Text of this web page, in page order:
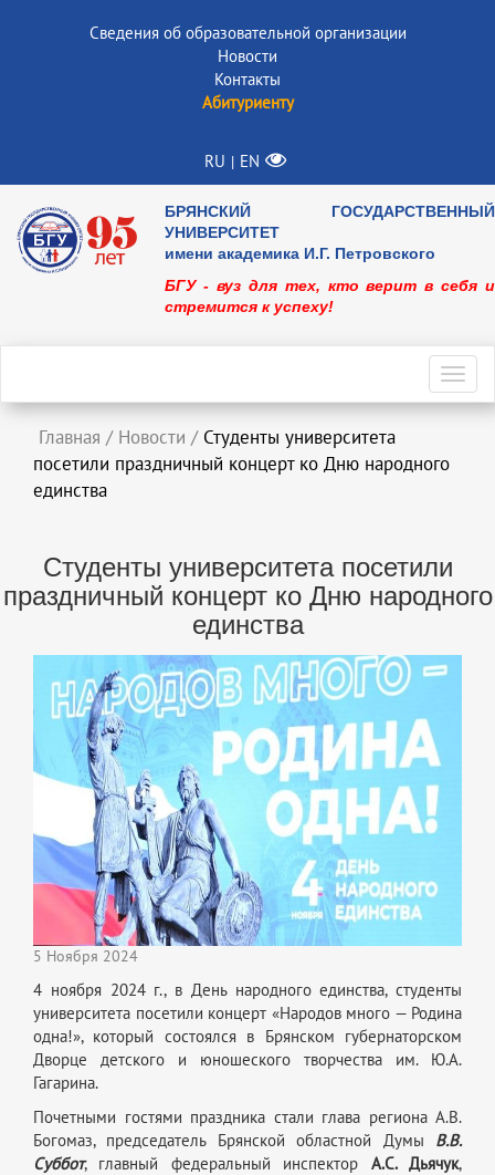
Сведения об образовательной организации
Новости
Контакты
Абитуриенту
RU | EN
БРЯНСКИЙ ГОСУДАРСТВЕННЫЙ
УНИВЕРСИТЕТ
имени академика И.Г. Петровского
БГУ - вуз для тех, кто верит в себя и
стремится к успеху!
Главная / Новости / Студенты университета
посетили праздничный концерт ко Дню народного
единства
Студенты университета посетили
праздничный концерт ко Дню народного
единства
5 Ноября 2024
4 ноября 2024 г., в День народного единства, студенты
университета посетили концерт «Народов много — Родина
одна!», который состоялся в Брянском губернаторском
Дворце детского и юношеского творчества им. Ю.А.
Гагарина.
Почетными гостями праздника стали глава региона А.В.
Богомаз, председатель Брянской областной Думы В.В.
Суббот, главный федеральный инспектор А.С. Дьячук,